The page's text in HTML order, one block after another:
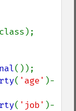
( 'age' )-
( 'job' )-